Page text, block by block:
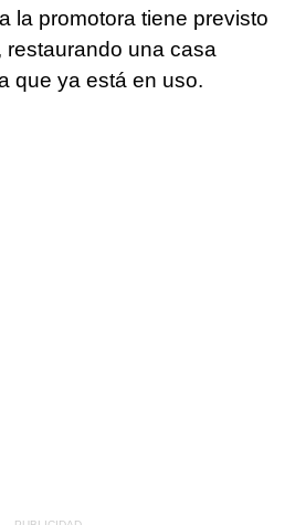
la promotora tiene previsto
restaurando una casa
que ya está en uso.